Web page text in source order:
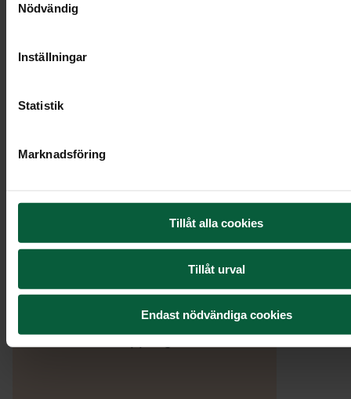
Nödvändig
Inställningar
Statistik
Marknadsföring
Tillåt alla cookies
Tillåt urval
Endast nödvändiga cookies
Ronja,
svåraste stunder av sorg där
runt om även ska lösas. Mjukt
och fint bemötande!"
"Snabb återkoppling"